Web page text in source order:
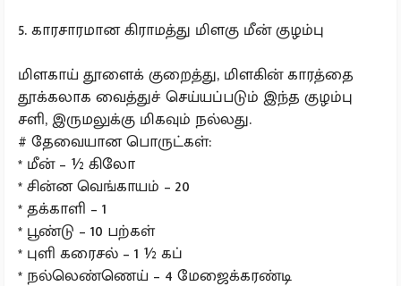
5. காரசாரமான கிராமத்து மிளகு மீன் குழம்பு
மிளகாய் தூளைக் குறைத்து, மிளகின் காரத்தை
தூக்கலாக வைத்துச் செய்யப்படும் இந்த குழம்பு
சளி, இருமலுக்கு மிகவும் நல்லது.
# தேவையான பொருட்கள்:
* மீன் – ½ கிலோ
* சின்ன வெங்காயம் – 20
* தக்காளி – 1
* பூண்டு – 10 பற்கள்
* புளி கரைசல் – 1 ½ கப்
* நல்லெண்ணெய் – 4 மேஜைக்கரண்டி